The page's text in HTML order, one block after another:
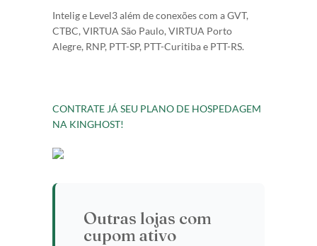
Intelig e Level3 além de conexões com a GVT,
CTBC, VIRTUA São Paulo, VIRTUA Porto
Alegre, RNP, PTT-SP, PTT-Curitiba e PTT-RS.
CONTRATE JÁ SEU PLANO DE HOSPEDAGEM
NA KINGHOST!
Outras lojas com
cupom ativo